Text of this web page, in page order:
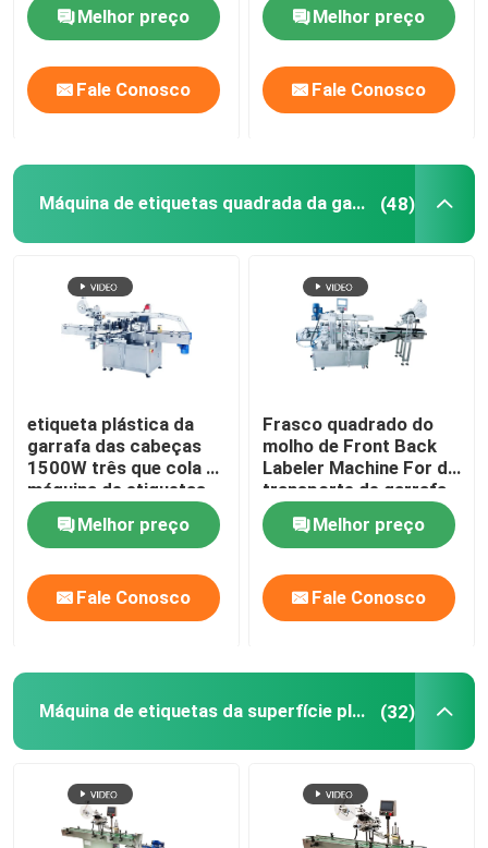
Melhor preço
Fale Conosco
do ANIMAL DE
ESTIMAÇÃO
Melhor preço
Fale Conosco
Máquina de etiquetas quadrada da garrafa (48)
etiqueta plástica da
garrafa das cabeças
1500W três que cola a
máquina de etiquetas
automática da etiqueta
da máquinaMelhor preço
Fale Conosco
Frasco quadrado do
molho de Front Back
Labeler Machine For do
transporte de garrafa
do vinho
Melhor preço
Fale Conosco
Máquina de etiquetas da superfície plana (32)